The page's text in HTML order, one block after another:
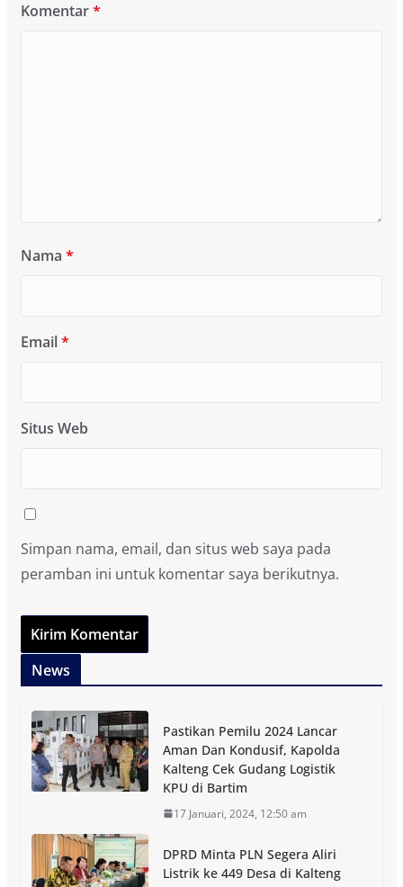
Komentar*
Nama *
Email*
Situs Web
Simpan nama, email, dan situs web saya pada
peramban ini untuk komentar saya berikutnya.
News
Pastikan Pemilu 2024 Lancar
Aman Dan Kondusif, Kapolda
Kalteng Cek Gudang Logistik
KPU di Bartim
17 Januari, 2024, 12:50 am
DPRD Minta PLN Segera Aliri
Listrik ke 449 Desa di Kalteng